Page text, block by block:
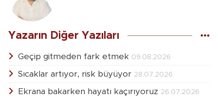
Yazarın Diğer Yazıları
Geçip gitmeden fark etmek 09.08.2026
Sıcaklar artıyor, risk büyüyor 28.07.2026
Ekrana bakarken hayatı kaçırıyoruz 26.07.2026